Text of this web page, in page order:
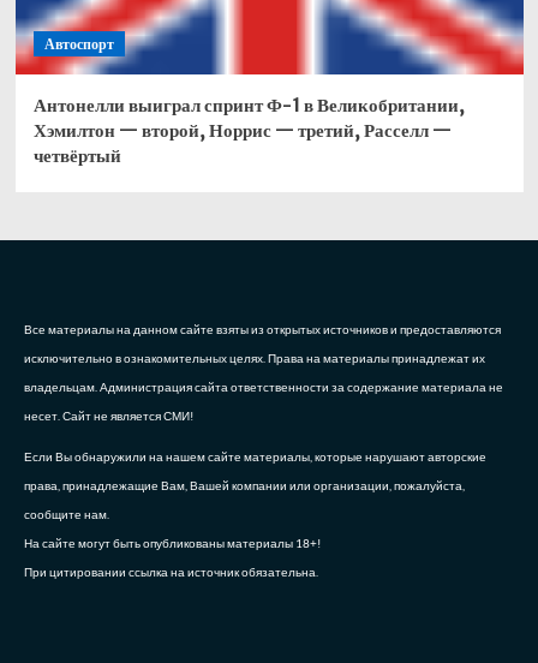
Автоспорт
Антонелли выиграл спринт Ф-1 в Великобритании,
Хэмилтон — второй, Норрис — третий, Расселл —
четвёртый
Все материалы на данном сайте взяты из открытых источников и предоставляются
исключительно в ознакомительных целях. Права на материалы принадлежат их
владельцам. Администрация сайта ответственности за содержание материала не
несет. Сайт не является СМИ!
Если Вы обнаружили на нашем сайте материалы, которые нарушают авторские
права, принадлежащие Вам, Вашей компании или организации, пожалуйста,
сообщите нам.
На сайте могут быть опубликованы материалы 18+!
При цитировании ссылка на источник обязательна.